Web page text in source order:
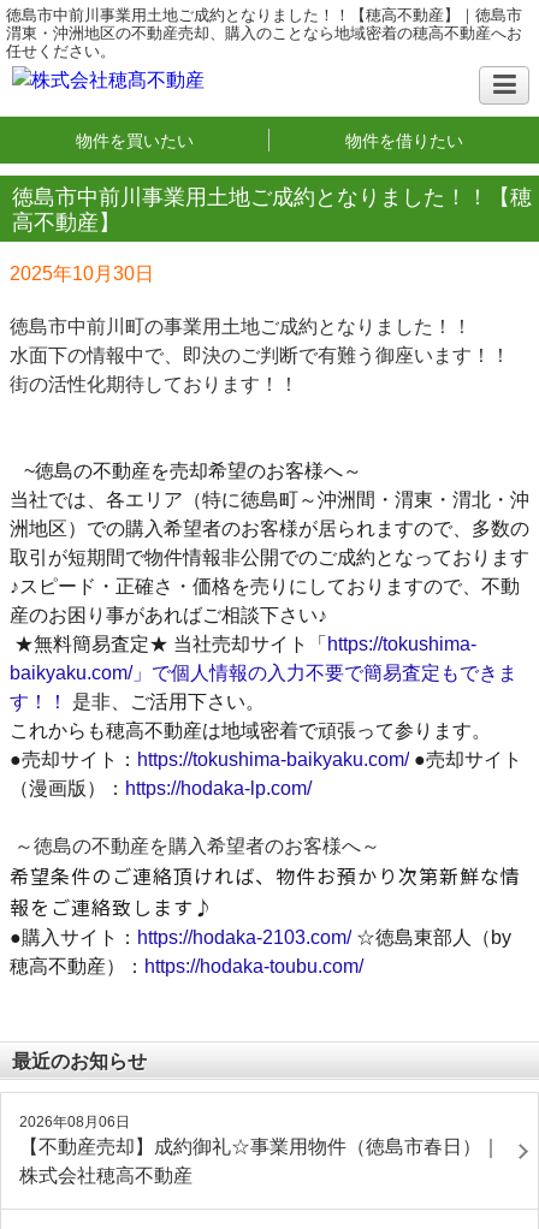
徳島市中前川事業用土地ご成約となりました！！【穂高不動産】｜徳島市
渭東・沖洲地区の不動産売却、購入のことなら地域密着の穂高不動産へお
任せください。
物件を買いたい 物件を借りたい
徳島市中前川事業用土地ご成約となりました！！【穂
高不動産】
2025年10月30日
徳島市中前川町の事業用土地ご成約となりました！！
水面下の情報中で、即決のご判断で有難う御座います！！
街の活性化期待しております！！
~徳島の不動産を売却希望のお客様へ～
当社では、各エリア（特に徳島町～沖洲間・渭東・渭北・沖
洲地区）での購入希望者のお客様が居られますので、多数の
取引が短期間で物件情報非公開でのご成約となっております
♪スピード・正確さ・価格を売りにしておりますので、不動
産のお困り事があればご相談下さい♪
★無料簡易査定★ 当社売却サイト「 https://tokushima-
baikyaku.com/」で個人情報の入力不要で簡易査定もできま
す！！
是非、ご活用下さい。
これから も穂高不動産は地域密着で頑張って参ります。
●売却サイト： https://tokushima-baikyaku.com/ ●売却サイト
（漫画版）： https://hodaka-lp.com/
～徳島の不動産を購入希望者のお客様へ～
希望条件のご連絡頂ければ、物件お預かり次第新鮮な情
報をご連絡致します♪
●購入サイト： https://hodaka-2103.com/ ☆徳島東部人（by
穂高不動産）： https://hodaka-toubu.com/
最近のお知らせ
2026年08月06日
【不動産売却】成約御礼☆事業用物件（徳島市春日）｜
株式会社穂高不動産